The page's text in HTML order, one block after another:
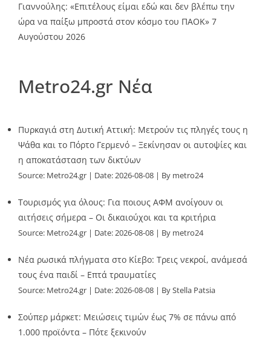
Γιαννούλης: «Επιτέλους είμαι εδώ και δεν βλέπω την
ώρα να παίξω μπροστά στον κόσμο του ΠΑΟΚ» 7
Αυγούστου 2026
Metro24.gr Νέα
Πυρκαγιά στη Δυτική Αττική: Μετρούν τις πληγές τους η
Ψάθα και το Πόρτο Γερμενό – Ξεκίνησαν οι αυτοψίες και
η αποκατάσταση των δικτύων
Source: Metro24.gr Date: 2026-08-08 By metro24
Τουρισμός για όλους: Για ποιους ΑΦΜ ανοίγουν οι
αιτήσεις σήμερα – Οι δικαιούχοι και τα κριτήρια
Source: Metro24.gr Date: 2026-08-08 By metro24
Νέα ρωσικά πλήγματα στο Κίεβο: Τρεις νεκροί, ανάμεσά
τους ένα παιδί – Επτά τραυματίες
Source: Metro24.gr Date: 2026-08-08 By Stella Patsia
Σούπερ μάρκετ: Μειώσεις τιμών έως 7% σε πάνω από
1.000 προϊόντα – Πότε ξεκινούν